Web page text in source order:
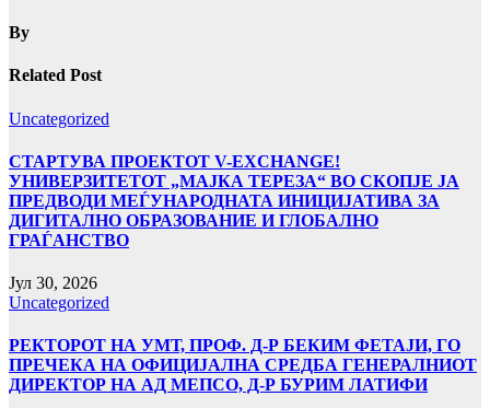
By
Related Post
Uncategorized
СТАРТУВА ПРОЕКТОТ V-EXCHANGE!
УНИВЕРЗИТЕТОТ „МАЈКА ТЕРЕЗА“ ВО СКОПЈЕ ЈА
ПРЕДВОДИ МЕЃУНАРОДНАТА ИНИЦИЈАТИВА ЗА
ДИГИТАЛНО ОБРАЗОВАНИЕ И ГЛОБАЛНО
ГРАЃАНСТВО
Јул 30, 2026
Uncategorized
РЕКТОРОТ НА УМТ, ПРОФ. Д-Р БЕКИМ ФЕТАЈИ, ГО
ПРЕЧЕКА НА ОФИЦИЈАЛНА СРЕДБА ГЕНЕРАЛНИОТ
ДИРЕКТОР НА АД МЕПСО, Д-Р БУРИМ ЛАТИФИ